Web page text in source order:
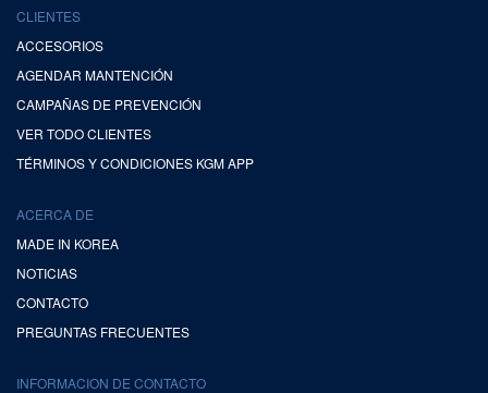
CLIENTES
ACCESORIOS
AGENDAR MANTENCIÓN
CAMPAÑAS DE PREVENCIÓN
VER TODO CLIENTES
TÉRMINOS Y CONDICIONES KGM APP
ACERCA DE
MADE IN KOREA
NOTICIAS
CONTACTO
PREGUNTAS FRECUENTES
INFORMACION DE CONTACTO